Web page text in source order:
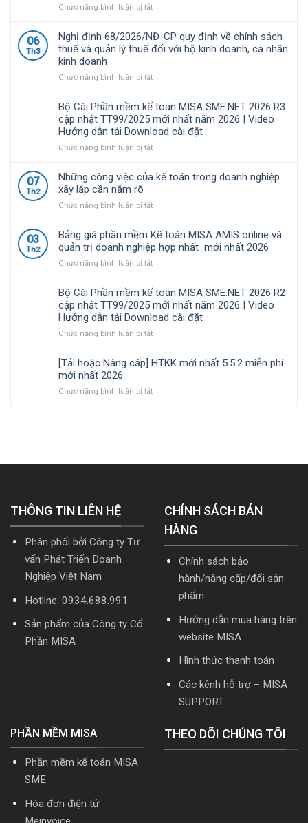
pháp
tài
chính
kế
được
nhiều
doanh
nghiệp
Việt
chọ
Chức năng bình luận bị tắtở
Phần
mềm
toán
SME.NET
2026
R4.1
cập
nhật
mới
nhất
2026
Video
Hướng
dẫn
tải
cài
đặt
06
Th3
Nghị định 68/2026/NĐ-CP quy định về chính sách
thuế và quản lý thuế đối với hộ kinh doanh, cá nhân
kinh doanh
Chức năng bình luận bị tắtở
định
68/2026/NĐ-
CP
quy
định
chính
sách
và
lý
thuế
đối
với
kinh
doanh,
cá
nhân
kinh
Bộ Cài Phần mềm kế toán MISA SME.NET 2026 R3
cập nhật TT99/2025 mới nhất năm 2026 | Video
Hướng dẫn tải Download cài đặt
Chức năng bình luận bị tắtở
Phần
kế
MISA
SME.NET
2026
R3
nhật
TT99/2025
mới
nhất
năm
|
Video
dẫn
07
Th2
Những công việc của kế toán trong doanh nghiệp
xây lắp cần nắm rõ
Chức năng bình luận bị tắtở
công
việc
của
kế
trong
doanh
nghiệp
xây
lắp
nắm
rõ
03
Th2
Bảng giá phần mềm Kế toán MISA AMIS online và
quản trị doanh nghiệp hợp nhất mới nhất 2026
Chức năng bình luận bị tắtở
giá
phần
mềm
Kế
toán
online
quản
Bộ Cài Phần mềm kế toán MISA SME.NET 2026 R2
cập nhật TT99/2025 mới nhất năm 2026 | Video
Hướng dẫn tải Download cài đặt
Chức năng bình luận bị tắtở
Phần
kế
nhất
2026
Download
[Tải hoặc Nâng cấp] HTKK mới nhất 5.5.2 miễn phí
mới nhất 2026
Chức năng bình luận bị tắtở
nhất
2026
THÔNG TIN LIÊN HỆ
Phân phối bởi Công ty Tư
vấn Phát Triển Doanh
Nghiệp Việt Nam
Hotline: 0934.688.991
Sản phẩm của Công ty Cổ
Phần MISA
CHÍNH SÁCH BÁN
HÀNG
Chính sách bảo
hành/nâng cấp/đổi sản
phẩm
Hướng dẫn mua hàng trên
website MISA
Hình thức thanh toán
Các kênh hỗ trợ – MISA
SUPPORT
PHẦN MỀM MISA
Phần mềm kế toán MISA
SME
Hóa đơn điện tử
THEO DÕI CHÚNG TÔI